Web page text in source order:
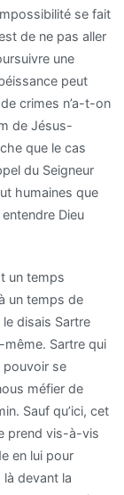
se fait
de ne pas aller
une
peut
crimes n’a-t-on
de Jésus-
que le cas
du Seigneur
humaines que
Dieu
un temps
un temps de
disais Sartre
Sartre qui
pouvoir se
méfier de
Sauf qu’ici, cet
prend vis-à-vis
en lui pour
devant la